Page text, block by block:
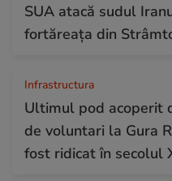
SUA atacă sudul
fortăreața din
Infrastructura
Ultimul pod acoperit
de voluntari la Gura
fost ridicat în secolul